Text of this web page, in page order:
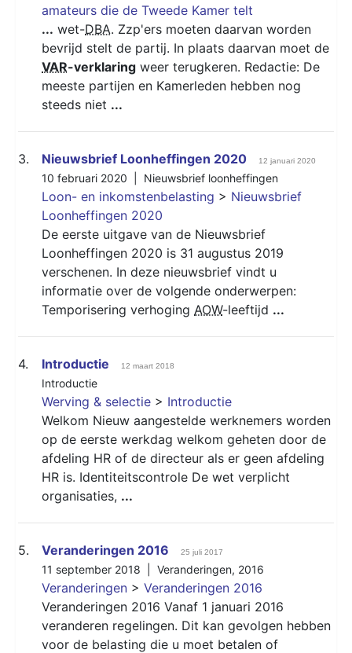
amateurs die de Tweede Kamer telt
... wet-DBA. Zzp'ers moeten daarvan worden
bevrijd stelt de partij. In plaats daarvan moet de
VAR-verklaring weer terugkeren. Redactie: De
meeste partijen en Kamerleden hebben nog
steeds niet ...
3. Nieuwsbrief Loonheffingen 2020 12 januari 2020
10 februari 2020 | Nieuwsbrief loonheffingen
Loon- en inkomstenbelasting > Nieuwsbrief
Loonheffingen 2020
De eerste uitgave van de Nieuwsbrief
Loonheffingen 2020 is 31 augustus 2019
verschenen. In deze nieuwsbrief vindt u
informatie over de volgende onderwerpen:
Temporisering verhoging AOW-leeftijd ...
4. Introductie 12 maart 2018
Introductie
Werving & selectie > Introductie
Welkom Nieuw aangestelde werknemers worden
op de eerste werkdag welkom geheten door de
afdeling HR of de directeur als er geen afdeling
HR is. Identiteitscontrole De wet verplicht
organisaties, ...
5. Veranderingen 2016 25 juli 2017
11 september 2018 | Veranderingen, 2016
Veranderingen > Veranderingen 2016
Veranderingen 2016 Vanaf 1 januari 2016
veranderen regelingen. Dit kan gevolgen hebben
voor de belasting die u moet betalen of